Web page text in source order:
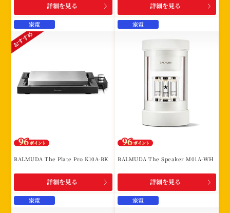
詳細を見る 詳細を見る
家電
BALMUDA The Plate Pro K10A-BK
詳細を見る
家電
BALMUDA The Speaker M01A-WH
詳細を見る
家電 家電